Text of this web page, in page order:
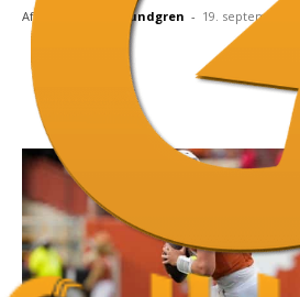
Af Kasper Løwe Lundgren - 19. september